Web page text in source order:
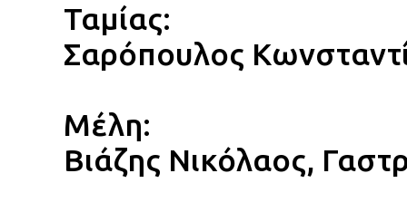
Ταμίας:
Σαρόπουλος
Μέλη:
Βιάζης Νικόλαος,